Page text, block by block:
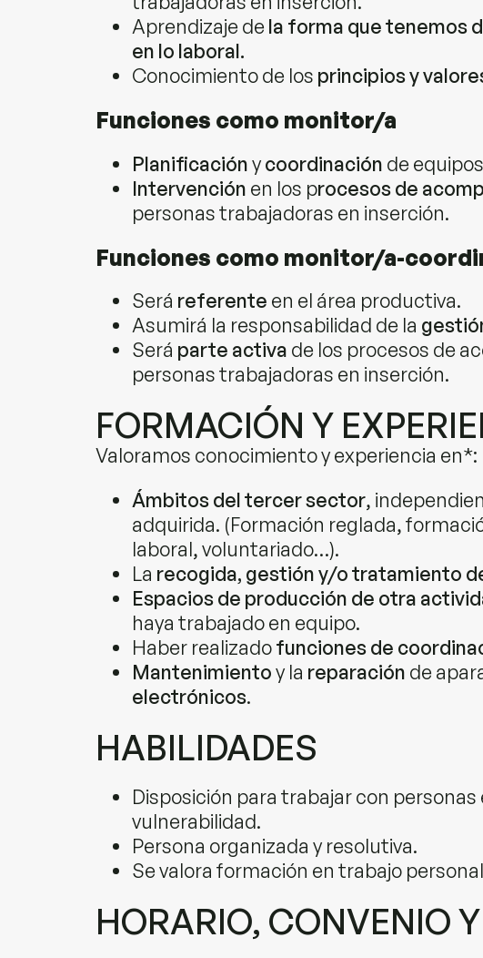
Aprendizaje de la forma que tenemos
en lo laboral.
Conocimiento de los principios y
Funciones como monitor/a
Planificaciónycoordinación de
Intervención en los procesos de
personas trabajadoras en inserción.
Funciones como monitor/a-
Será referente en el área productiva.
Asumirá la responsabilidad de la
Será parte activa de los procesos de
personas trabajadoras en inserción.
FORMACIÓN Y
Valoramos conocimiento y experiencia en*:
Ámbitos del tercer sector,
adquirida. (Formación reglada,
laboral, voluntariado…).
La recogida, gestión y/o tratamiento
Espacios de producción de otra
haya trabajado en equipo.
Haber realizadofunciones de
Mantenimientoy la reparación de
electrónicos.
HABILIDADES
Disposición para trabajar con
vulnerabilidad.
Persona organizada y resolutiva.
Se valora formación en trabajo
HORARIO, CONVENIO